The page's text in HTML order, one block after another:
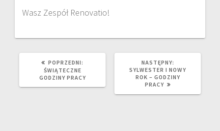
Wasz Zespół Renovatio!
POPRZEDNI:
ŚWIĄTECZNE
GODZINY PRACY
NASTĘPNY:
SYLWESTER I NOWY
ROK – GODZINY
PRACY